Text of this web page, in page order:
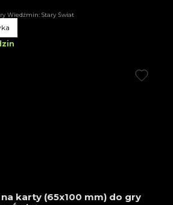
Wiedźmin: Stary Świat
karty (65x100 mm) do gry